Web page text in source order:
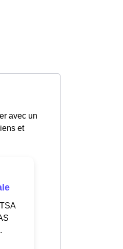
avec un
et